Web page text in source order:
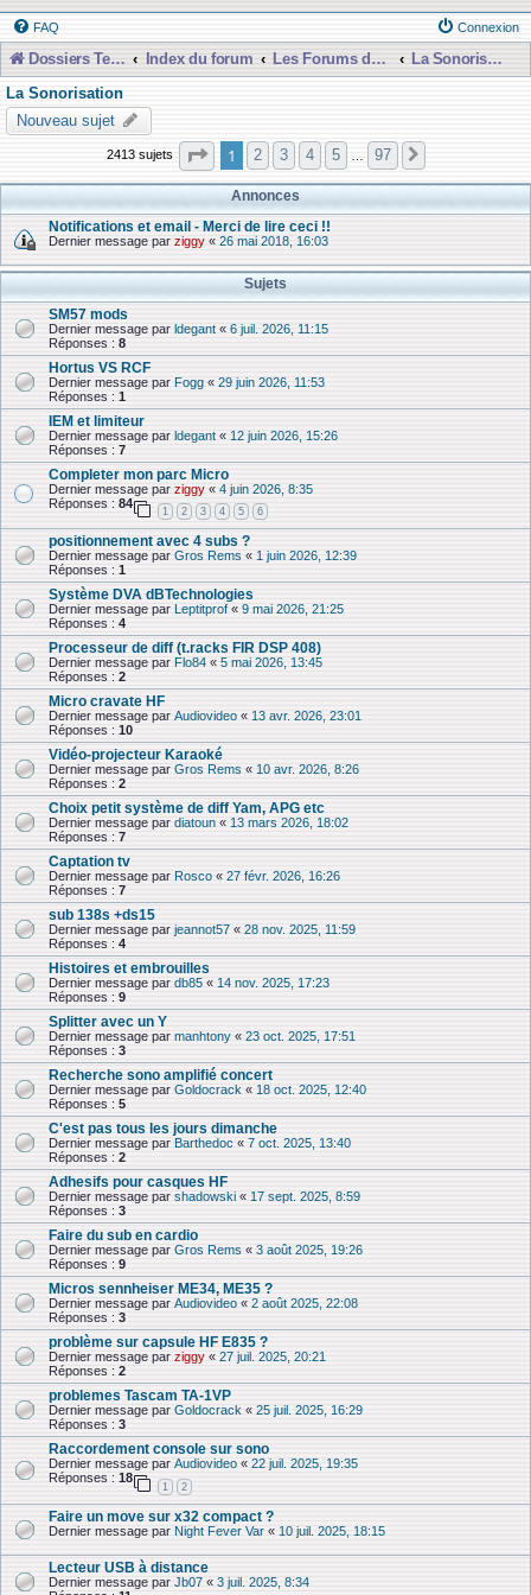
FAQ Connexion
Dossiers Techniques Index du forum Les Forums de Discussions
La Sonorisation
La Sonorisation
Nouveau sujet
2413 sujets Page 1sur97
1 2 3 4 5 97
Annonces
Notifications et email - Merci de lire ceci !!
Dernier message par ziggy « 26 mai 2018, 16:03
Sujets
SM57 mods
Dernier message par ldegant « 6 juil. 2026, 11:15
Réponses : 8
Hortus VS RCF
Dernier message par Fogg « 29 juin 2026, 11:53
Réponses : 1
IEM et limiteur
Dernier message par ldegant « 12 juin 2026, 15:26
Réponses : 7
Completer mon parc Micro
Dernier message par ziggy « 4 juin 2026, 8:35
Réponses : 84
1 2 3 4 5 6
positionnement avec 4 subs ?
Dernier message par Gros Rems « 1 juin 2026, 12:39
Réponses : 1
Système DVA dBTechnologies
Dernier message par Leptitprof « 9 mai 2026, 21:25
Réponses : 4
Processeur de diff (t.racks FIR DSP 408)
Dernier message par Flo84 « 5 mai 2026, 13:45
Réponses : 2
Micro cravate HF
Dernier message par Audiovideo « 13 avr. 2026, 23:01
Réponses : 10
Vidéo-projecteur Karaoké
Dernier message par Gros Rems « 10 avr. 2026, 8:26
Réponses : 2
Choix petit système de diff Yam, APG etc
Dernier message par diatoun « 13 mars 2026, 18:02
Réponses : 7
Captation tv
Dernier message par Rosco « 27 févr. 2026, 16:26
Réponses : 7
sub 138s +ds15
Dernier message par jeannot57 « 28 nov. 2025, 11:59
Réponses : 4
Histoires et embrouilles
Dernier message par db85 « 14 nov. 2025, 17:23
Réponses : 9
Splitter avec un Y
Dernier message par manhtony « 23 oct. 2025, 17:51
Réponses : 3
Recherche sono amplifié concert
Dernier message par Goldocrack « 18 oct. 2025, 12:40
Réponses : 5
C'est pas tous les jours dimanche
Dernier message par Barthedoc « 7 oct. 2025, 13:40
Réponses : 2
Adhesifs pour casques HF
Dernier message par shadowski « 17 sept. 2025, 8:59
Réponses : 3
Faire du sub en cardio
Dernier message par Gros Rems « 3 août 2025, 19:26
Réponses : 9
Micros sennheiser ME34, ME35 ?
Dernier message par Audiovideo « 2 août 2025, 22:08
Réponses : 3
problème sur capsule HF E835 ?
Dernier message par ziggy « 27 juil. 2025, 20:21
Réponses : 2
problemes Tascam TA-1VP
Dernier message par Goldocrack « 25 juil. 2025, 16:29
Réponses : 3
Raccordement console sur sono
Dernier message par Audiovideo « 22 juil. 2025, 19:35
Réponses : 18
1 2
Faire un move sur x32 compact ?
Dernier message par Night Fever Var « 10 juil. 2025, 18:15
Lecteur USB à distance
Dernier message par Jb07 « 3 juil. 2025, 8:34